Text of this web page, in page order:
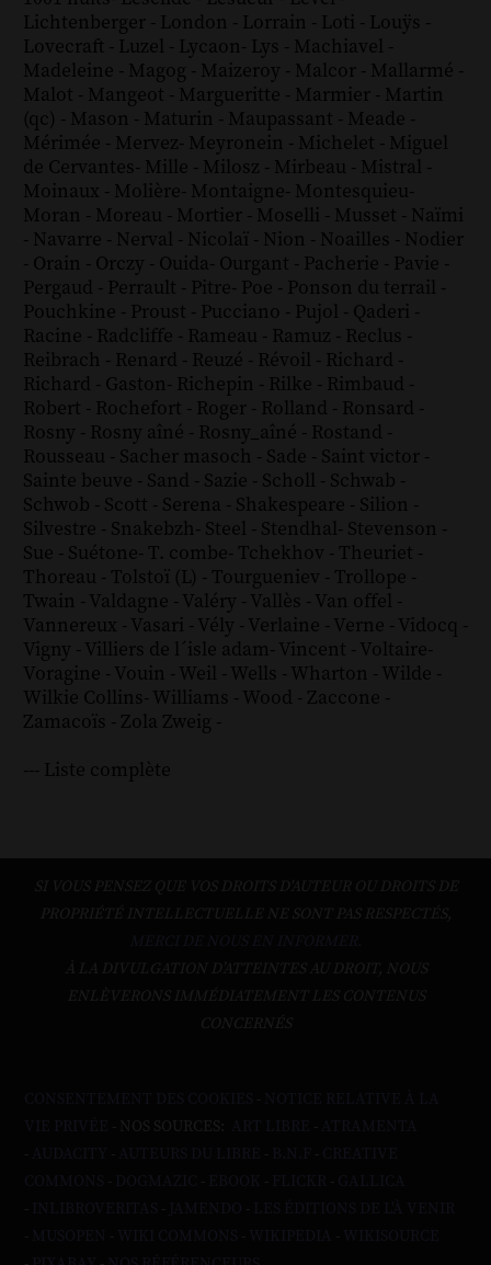
Lichtenberger - London - Lorrain - Loti - Louÿs -
Lovecraft - Luzel - Lycaon- Lys - Machiavel -
Madeleine - Magog - Maizeroy - Malcor - Mallarmé -
Malot - Mangeot - Margueritte - Marmier - Martin
(qc) - Mason - Maturin - Maupassant - Meade -
Mérimée - Mervez- Meyronein - Michelet - Miguel
de Cervantes- Mille - Milosz - Mirbeau - Mistral -
Moinaux - Molière- Montaigne- Montesquieu-
Moran - Moreau - Mortier - Moselli - Musset - Naïmi
- Navarre - Nerval - Nicolaï - Nion - Noailles - Nodier
- Orain - Orczy - Ouida- Ourgant - Pacherie - Pavie -
Pergaud - Perrault - Pitre- Poe - Ponson du terrail -
Pouchkine - Proust - Pucciano - Pujol - Qaderi -
Racine - Radcliffe - Rameau - Ramuz - Reclus -
Reibrach - Renard - Reuzé - Révoil - Richard -
Richard - Gaston- Richepin - Rilke - Rimbaud -
Robert - Rochefort - Roger - Rolland - Ronsard -
Rosny - Rosny aîné - Rosny_aîné - Rostand -
Rousseau - Sacher masoch - Sade - Saint victor -
Sainte beuve - Sand - Sazie - Scholl - Schwab -
Schwob - Scott - Serena - Shakespeare - Silion -
Silvestre - Snakebzh- Steel - Stendhal- Stevenson -
Sue - Suétone- T. combe- Tchekhov - Theuriet -
Thoreau - Tolstoï (L) - Tourgueniev - Trollope -
Twain - Valdagne - Valéry - Vallès - Van offel -
Vannereux - Vasari - Vély - Verlaine - Verne - Vidocq -
Vigny - Villiers de l´isle adam- Vincent - Voltaire-
Voragine - Vouin - Weil - Wells - Wharton - Wilde -
Wilkie Collins- Williams - Wood - Zaccone -
Zamacoïs - Zola Zweig -
--- Liste complète